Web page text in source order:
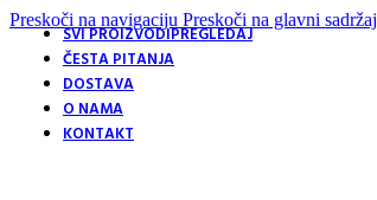
Preskoči na navigaciju Preskoči na glavni sadržaj
SVI PROIZVODIPREGLEDAJ
ČESTA PITANJA
DOSTAVA
O NAMA
KONTAKT